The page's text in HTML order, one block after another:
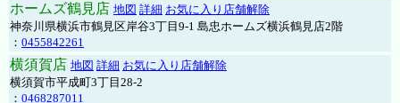
ホームズ鶴見店 地図 詳細 お気に入り店舗解除
神奈川県横浜市鶴見区岸谷3丁目9-1 島忠ホームズ横浜鶴見店2階
： 0455842261
横須賀店 地図 詳細 お気に入り店舗解除
横須賀市平成町3丁目28-2
： 0468287011